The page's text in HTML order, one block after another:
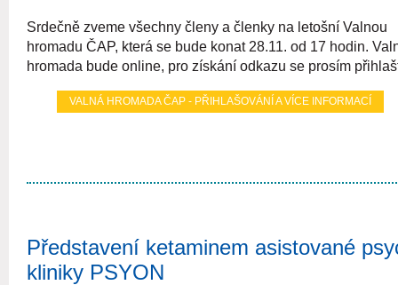
Srdečně zveme všechny členy a členky na letošní Valnou
hromadu ČAP, která se bude konat 28.11. od 17 hodin.
hromada bude online, pro získání odkazu se prosím
VALNÁ HROMADA ČAP - PŘIHLAŠOVÁNÍ A VÍCE INFORMACÍ
Představení ketaminem asistované
kliniky PSYON